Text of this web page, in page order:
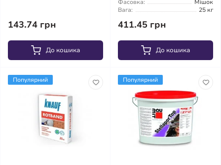
143.74 грн
До кошика
Фасовка:
Мішок
Вага:
25 кг
411.45 грн
До кошика
Популярний Популярний